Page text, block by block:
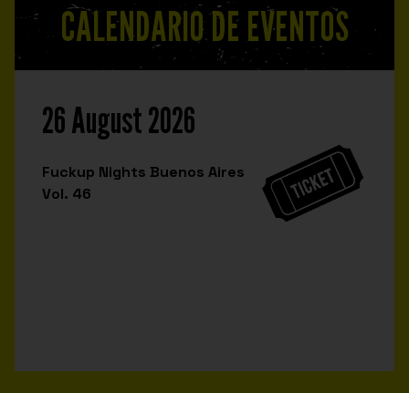
CALENDARIO DE EVENTOS
26 August 2026
Fuckup Nights Buenos Aires
Vol. 46